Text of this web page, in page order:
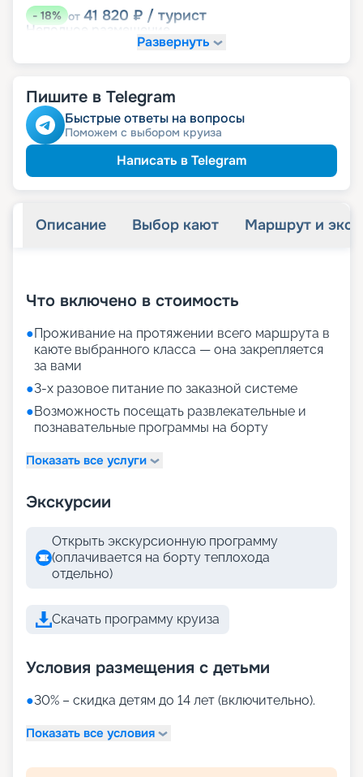
-18% от 41 820 ₽ / турист
Неполное размещение
Скидка
пенсионерам
Скидка сотрудникам силовых
Развернуть
Пишите в Telegram
Быстрые ответы на вопросы
Поможем с выбором круиза
Написать в Telegram
Описание Выбор кают Маршрут и
Что включено в стоимость
●Проживание на протяжении всего маршрута в
каюте выбранного класса — она закрепляется
за вами
●3-х разовое питание по заказной системе
●Возможность посещать развлекательные и
познавательные программы на борту
Показать все услуги
Экскурсии
Открыть экскурсионную программу
(оплачивается на борту теплохода
отдельно)
Скачать программу круиза
Условия размещения с детьми
●30% – скидка детям до 14 лет (включительно).
Показать все условия